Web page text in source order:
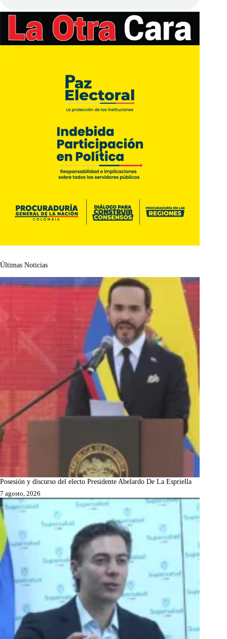
Últimas Noticias
Posesión y discurso del electo Presidente Abelardo De La Espriella
7 agosto, 2026